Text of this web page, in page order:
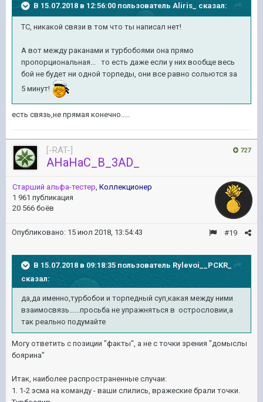
В 15.07.2018 в 12:56:00 пользователь Aliris_ сказал:
ТС, никакой связи в том что ты написал нет!
А вот между раканами и турбобоями она прямо
пропорциональная... то есть даже если у них вообще весь
бой не будет ни одной торпеды, они все равно сольются за
5 минут!
есть связь,не прямая конечно.....
727
[-RAT-]
AHaHaC_B_3AD_
Старший альфа-тестер, Коллекционер
1 961 публикация
20 566 боёв
#19
Опубликовано: 15 июл 2018, 13:54:43
В 15.07.2018 в 09:18:35 пользователь Rylevoi__PCKR_
сказал:
да,да именно,турбобои и торпедный суп,какая между ними
взаимосвязь......просьба не упражняться в острословии,а
так реально подумайте
Могу ответить с позиции "факты", а не с точки зрения "домыслы
боярина"
Итак, наиболее распространенные случаи:
1. 1-2 эсма на команду - ваши слились, вражеские брали точки.